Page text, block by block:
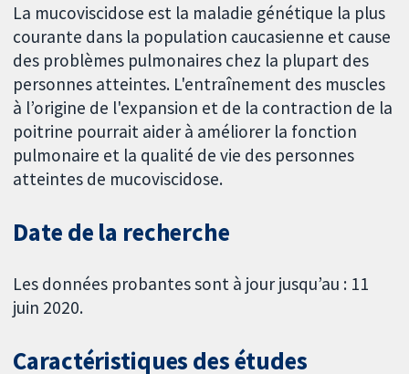
La mucoviscidose est la maladie génétique la plus
courante dans la population caucasienne et cause
des problèmes pulmonaires chez la plupart des
personnes atteintes. L'entraînement des muscles
à l’origine de l'expansion et de la contraction de la
poitrine pourrait aider à améliorer la fonction
pulmonaire et la qualité de vie des personnes
atteintes de mucoviscidose.
Date de la recherche
Les données probantes sont à jour jusqu’au : 11
juin 2020.
Caractéristiques des études